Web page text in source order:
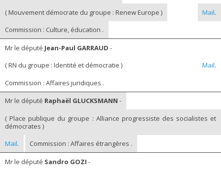
( Mouvement démocrate du groupe : Renew Europe )
Mail.
Commission : Culture, éducation .
Mr le député Jean-Paul GARRAUD -
( RN du groupe : Identité et démocratie )
Mail.
Commission : Affaires juridiques .
Mr le député Raphaël GLUCKSMANN -
( Place publique du groupe : Alliance progressiste des socialistes et
démocrates )
Mail. Commission : Affaires étrangères .
Mr le député Sandro GOZI -